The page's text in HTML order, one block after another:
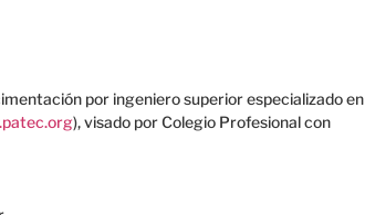
por ingeniero superior especializado en
), visado por Colegio Profesional con